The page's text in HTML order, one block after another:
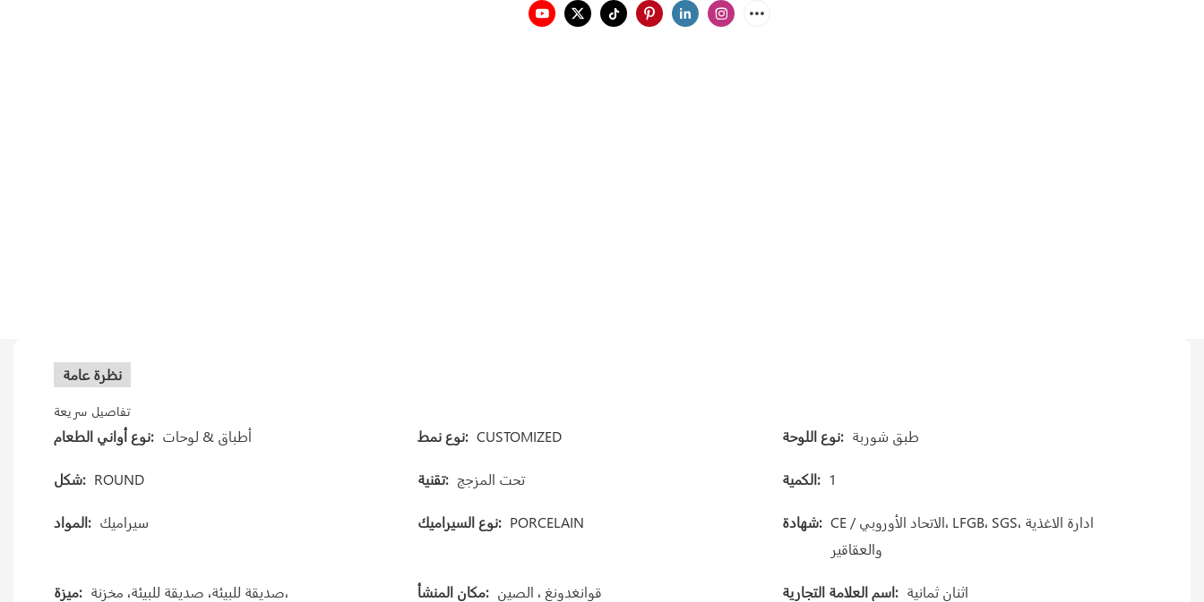
نظرة عامة
تفاصيل سريعة
نوع أواني الطعام: أطباق & لوحات نوع نمط: CUSTOMIZED نوع اللوحة: طبق شوربة
شكل: ROUND تقنية: تحت المزجج الكمية: 1
المواد: سيراميك نوع السيراميك: PORCELAIN شهادة: CE / الاتحاد الأوروبي، LFGB، SGS، ادارة الاغذية
والعقاقير
ميزة: صديقة للبيئة، صديقة للبيئة، مخزنة، مكان المنشأ: قوانغدونغ ، الصين اسم العلامة التجارية: اثنان ثمانية